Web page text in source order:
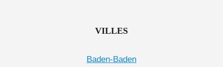
VILLES
Baden-Baden